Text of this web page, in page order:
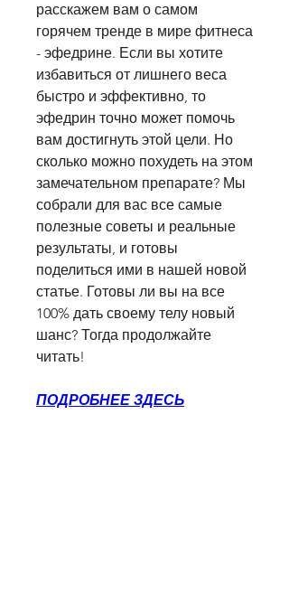
расскажем вам о самом
горячем тренде в мире фитнеса
- эфедрине. Если вы хотите
избавиться от лишнего веса
быстро и эффективно, то
эфедрин точно может помочь
вам достигнуть этой цели. Но
сколько можно похудеть на этом
замечательном препарате? Мы
собрали для вас все самые
полезные советы и реальные
результаты, и готовы
поделиться ими в нашей новой
статье. Готовы ли вы на все
100% дать своему телу новый
шанс? Тогда продолжайте
читать!
ПОДРОБНЕЕ ЗДЕСЬ